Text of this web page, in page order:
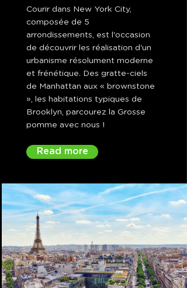
Courir dans New York City,
composée de 5
arrondissements, est l'occasion
de découvrir les réalisation d'un
urbanisme résolument moderne
et frénétique. Des gratte-ciels
de Manhattan aux « brownstone
», les habitations typiques de
Brooklyn, parcourez la Grosse
pomme avec nous !
Read more